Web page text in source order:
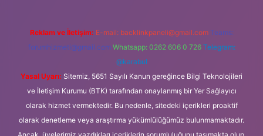
Reklam ve İletişim: E-mail: backlinkpaneli@gmail.com Teams:
forumhizmeti@gmail.com Whatsapp: 0262 606 0 726 Telegram:
@karabul
Yasal Uyarı: Sitemiz, 5651 Sayılı Kanun gereğince Bilgi Teknolojileri
ve İletişim Kurumu (BTK) tarafından onaylanmış bir Yer Sağlayıcı
olarak hizmet vermektedir. Bu nedenle, sitedeki içerikleri proaktif
olarak denetleme veya araştırma yükümlülüğümüz bulunmamaktadır.